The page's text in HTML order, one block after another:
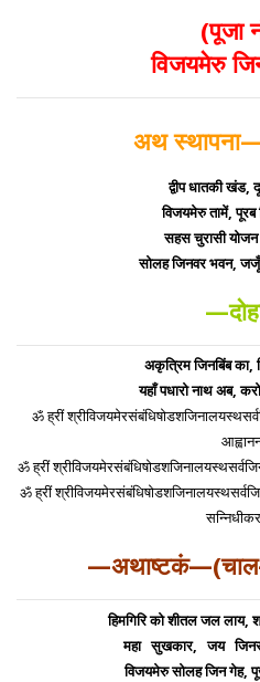
(पूजा
विजयमेरु
अथ
द्वीप धातकी खंड,
विजयमेरु तामें, पूरब
सहस चुरासी
सोलह जिनवर भवन, जजूँ
अकृत्रिम जिनबिंब का,
यहाँ पधारो नाथ अब,
ॐ ह्रीं
ॐ ह्रीं
ॐ ह्रीं
हिमगिरि को शीतल जल लाय,
महा सुखकार, जय
विजयमेरु सोलह जिन गेह,